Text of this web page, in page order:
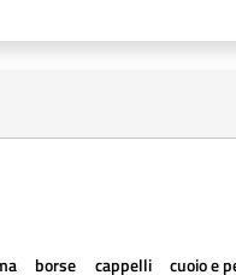
borse cappelli cuoio e